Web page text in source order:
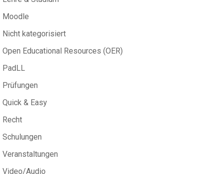
Moodle
Nicht kategorisiert
Open Educational Resources (OER)
PadLL
Prüfungen
Quick & Easy
Recht
Schulungen
Veranstaltungen
Video/Audio